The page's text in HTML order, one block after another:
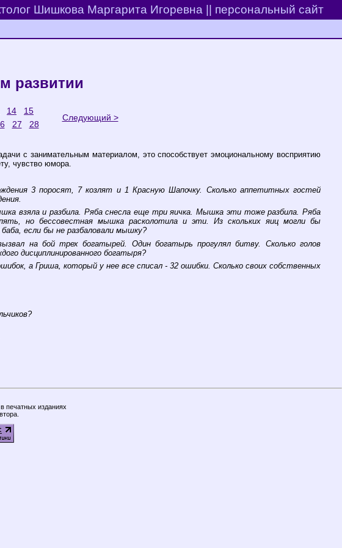
Шишкова Маргарита Игоревна || персональный сайт
развитии
14 15
Следующий >
27 28
с занимательным материалом, это способствует эмоциональному восприятию
чувство юмора.
3 поросят, 7 козлят и 1 Красную Шапочку. Сколько аппетитных гостей
взяла и разбила. Ряба снесла еще три яичка. Мышка эти тоже разбила. Ряба
но бессовестная мышка расколотила и эти. Из скольких яиц могли бы
если бы не разбаловали мышку?
на бой трех богатырей. Один богатырь прогулял битву. Сколько голов
дисциплинированного богатыря?
а Гриша, который у нее все списал - 32 ошибки. Сколько своих собственных
печатных изданиях